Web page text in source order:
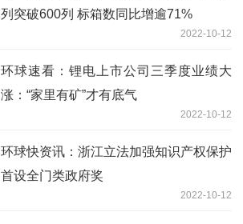
列突破600列 标箱数同比增逾71%
2022-10-12
环球速看：锂电上市公司三季度业绩大
涨：“家里有矿”才有底气
2022-10-12
环球快资讯：浙江立法加强知识产权保护
首设全门类政府奖
2022-10-12